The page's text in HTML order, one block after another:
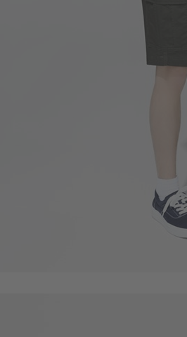
450
$ 99